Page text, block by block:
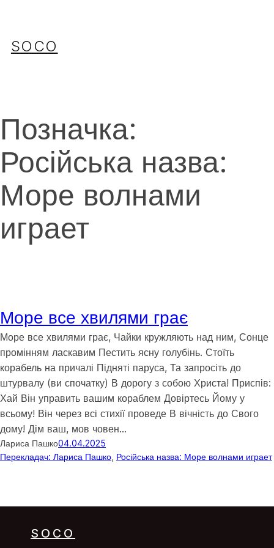
SOCO
Позначка:
Російська назва:
Море волнами
играет
Море все хвилями грає
Море все хвилями грає, Чайки кружляють над ним, Сонце
промінням ласкавим Пестить ясну голубінь. Стоїть
корабель на причалі Підняті паруса, Та запросіть до
штурвалу (ви спочатку) В дорогу з собою Христа! Приспів:
Хай Він управить вашим кораблем Довіртесь Йому у
всьому! Він через всі стихії проведе В вічність до Свого
дому! Дім ваш, мов човен…
Лариса Пашко04.04.2025
Перекладач: Лариса Пашко Російська назва: Море волнами играет
SOCO